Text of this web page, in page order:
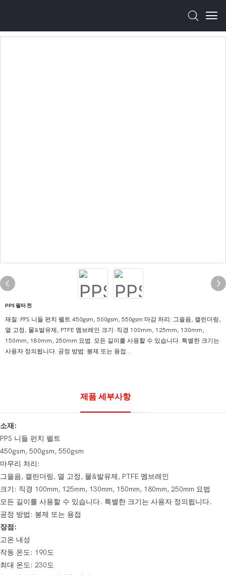
PPS 필터 천
재질: PPS 니들 펀치 펠트 450gsm, 500gsm, 550gsm 마감 처리: 그을음, 캘린더링,
열 고정, 물&발유제, PTFE 멤브레인 크기: 직경 100mm, 125mm, 130mm,
150mm, 180mm, 250mm 요법. 모든 길이를 사용할 수 있습니다. 특별한 크기는
사용자 정의됩니다. 공정 방법: 봉제 또는 용접...
제품 세부사항
소재:
PPS 니들 펀치 펠트
450gsm, 500gsm, 550gsm
마무리 처리:
그을음, 캘린더링, 열 고정, 물&발유제, PTFE 멤브레인
크기: 직경 100mm, 125mm, 130mm, 150mm, 180mm, 250mm 요법
모든 길이를 사용할 수 있습니다. 특별한 크기는 사용자 정의됩니다.
공정 방법: 봉제 또는 용접
장점:
고온 내성
작동 온도: 190도
최대 온도: 230도